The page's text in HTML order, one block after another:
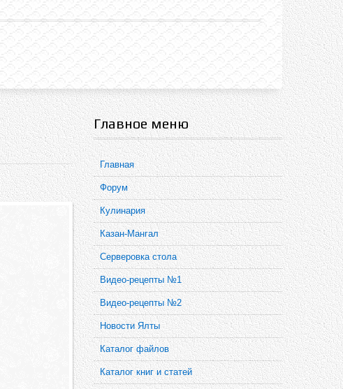
Главное меню
Главная
Форум
Кулинария
Казан-Мангал
Серверовка стола
Видео-рецепты №1
Видео-рецепты №2
Новости Ялты
Каталог файлов
Каталог книг и статей